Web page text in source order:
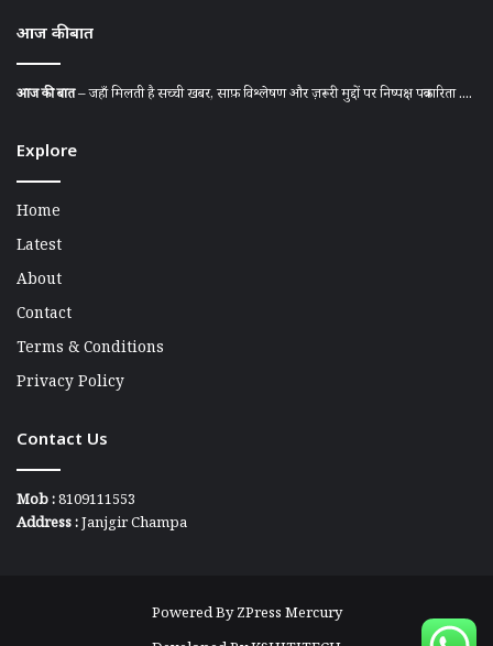
आज की बात
आज की बात– जहाँ मिलती है सच्ची खबर, साफ़ विश्लेषण और ज़रूरी मुद्दों पर निष्पक्ष पत्रकारिता ....
Explore
Home
Latest
About
Contact
Terms & Conditions
Privacy Policy
Contact Us
Mob :8109111553
Address :Janjgir Champa
Powered ByZPress Mercury